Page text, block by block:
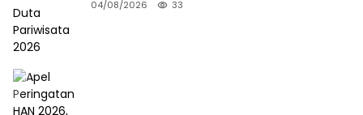
04/08/2026 33